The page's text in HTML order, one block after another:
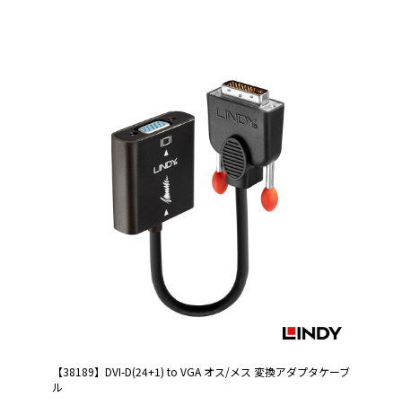
【38189】DVI-D(24+1) to VGA オス/メス 変換アダプタケーブ
ル